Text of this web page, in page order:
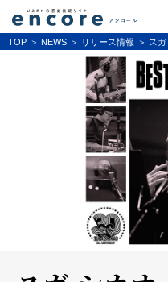
TOP NEWS リリース情報 ス